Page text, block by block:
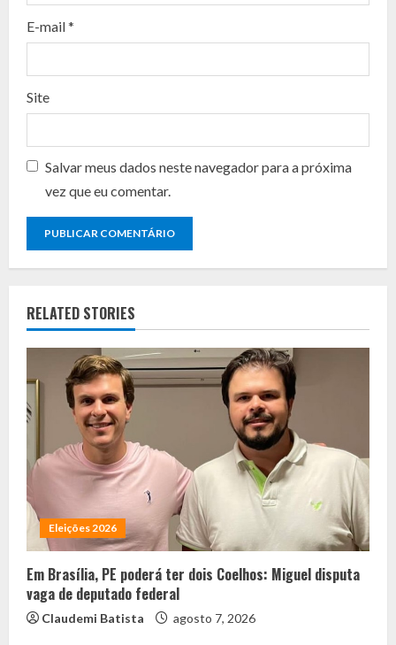
n
g
E-mail*
Site
Salvar meus dados neste navegador para a próxima
vez que eu comentar.
RELATED STORIES
Eleições 2026
Em Brasília, PE poderá ter dois Coelhos: Miguel disputa
vaga de deputado federal
Claudemi Batista agosto 7, 2026